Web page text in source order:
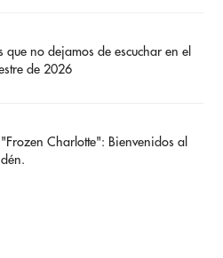
que no dejamos de escuchar en el
de 2026
Charlotte": Bienvenidos al